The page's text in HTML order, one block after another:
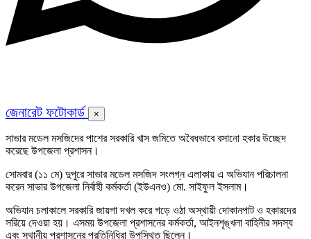
জেনারেট ফটোকার্ড ×
সাভার মডেল মসজিদের পাশের সরকারি খাস জমিতে অবৈধভাবে বসানো হকার উচ্ছেদ
করেছে উপজেলা প্রশাসন।
সোমবার (১১ মে) দুপুরে সাভার মডেল মসজিদ সংলগ্ন এলাকায় এ অভিযান পরিচালনা
করেন সাভার উপজেলা নির্বাহী কর্মকর্তা (ইউএনও) মো. সাইফুল ইসলাম।
অভিযান চলাকালে সরকারি জায়গা দখল করে গড়ে ওঠা অস্থায়ী দোকানপাট ও হকারদের
সরিয়ে দেওয়া হয়। এসময় উপজেলা প্রশাসনের কর্মকর্তা, আইনশৃঙ্খলা বাহিনীর সদস্য
এবং স্থানীয় প্রশাসনের প্রতিনিধিরা উপস্থিত ছিলেন।